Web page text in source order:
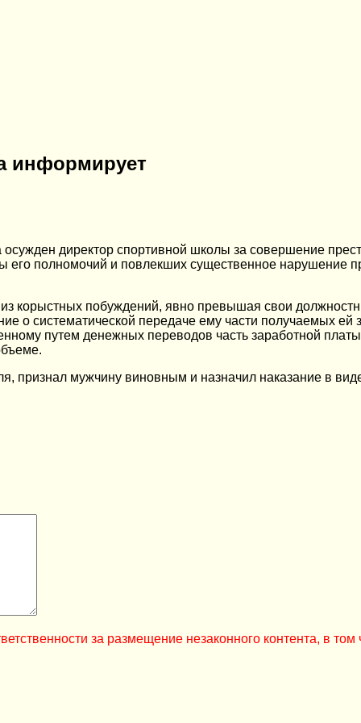
информирует
осужден директор спортивной школы за совершение
полномочий и повлекших существенное нарушение
корыстных побуждений, явно превышая свои
о систематической передаче ему части получаемых
путем денежных переводов часть заработной
признал мужчину виновным и назначил наказание в
за размещение незаконного контента, в том